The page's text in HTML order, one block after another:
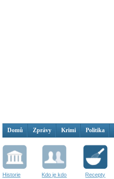
Domů Zprávy Krimi Politika
Historie
Kdo je kdo Recepty